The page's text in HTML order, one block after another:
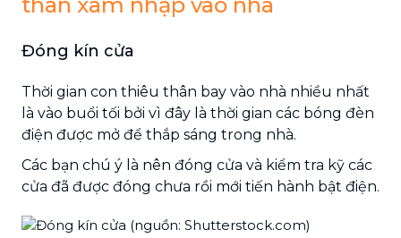
Đóng kín cửa
Thời gian con thiêu thân bay vào nhà nhiều nhất
là vào buổi tối bởi vì đây là thời gian các bóng đèn
điện được mở để thắp sáng trong nhà.
Các bạn chú ý là nên đóng cửa và kiểm tra kỹ các
cửa đã được đóng chưa rồi mới tiến hành bật điện.